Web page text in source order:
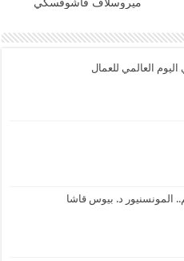
ميروسلاف فاشوفسكي
اليوم العالمي للعمال
المونسنيور د. بيوس قاشا